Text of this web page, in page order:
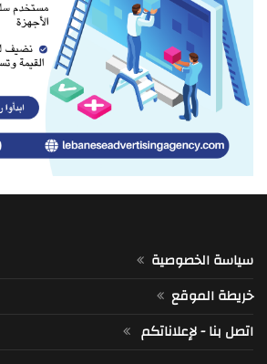
سياسة الخصوصية
خريطة الموقع
اتصل بنا - لإعلاناتكم